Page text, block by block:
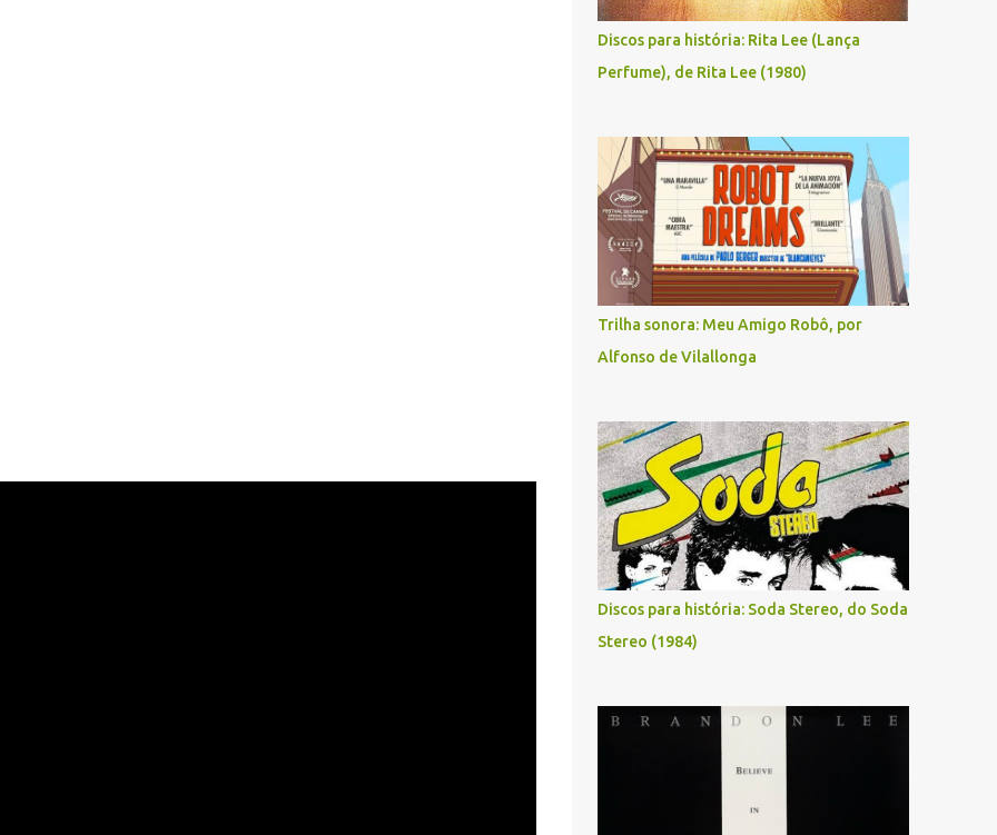
Discos para história: Rita Lee (Lança
Perfume), de Rita Lee (1980)
Trilha sonora: Meu Amigo Robô, por
Alfonso de Vilallonga
Discos para história: Soda Stereo, do Soda
Stereo (1984)